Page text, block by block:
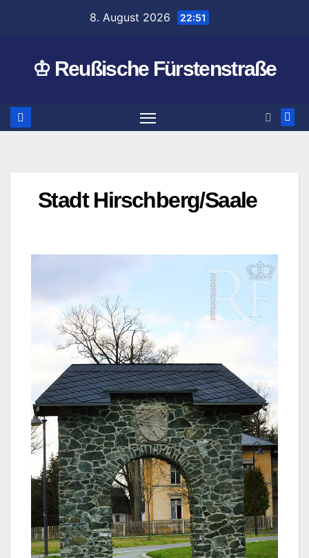
8. August 2026 22:51
♔ Reußische Fürstenstraße
Stadt Hirschberg/Saale